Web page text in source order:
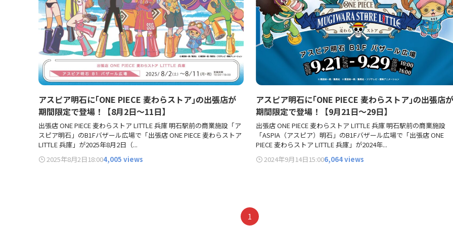
アスピア明石に｢ONE PIECE 麦わらストア｣の出張店が
期間限定で登場！【8月2日～11日】
出張店 ONE PIECE 麦わらストア LITTLE 兵庫 明石駅前の商業施設「ア
スピア明石」のB1Fバザール広場で「出張店 ONE PIECE 麦わらストア
LITTLE 兵庫」が2025年8月2日（...
2025年8月2日18:004,005 views
アスピア明石に｢ONE PIECE 麦わらストア｣の出張店が
期間限定で登場！【9月21日～29日】
出張店 ONE PIECE 麦わらストア LITTLE 兵庫 明石駅前の商業施設
「ASPIA（アスピア）明石」のB1Fバザール広場で「出張店 ONE
PIECE 麦わらストア LITTLE 兵庫」が2024年...
2024年9月14日15:006,064 views
1